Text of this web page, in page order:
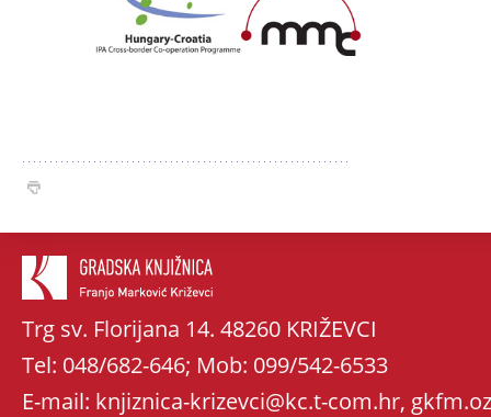
Trg sv. Florijana 14. 48260 KRIŽEVCI
Tel: 048/682-646; Mob: 099/542-6533
E-mail: knjiznica-krizevci@kc.t-com.hr,